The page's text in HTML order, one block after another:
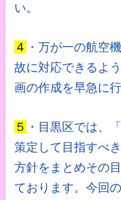
い。
４ ・万が一の航空
故に対応できるよ
画の作成を早急に
５ ・目黒区では、
策定して目指すべ
方針をまとめその
ております。今回